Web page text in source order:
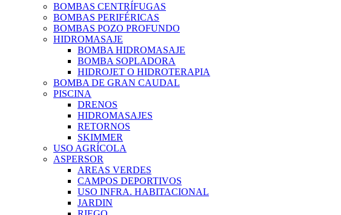
BOMBAS CENTRÍFUGAS
BOMBAS PERIFÉRICAS
BOMBAS POZO PROFUNDO
HIDROMASAJE
BOMBA HIDROMASAJE
BOMBA SOPLADORA
HIDROJET O HIDROTERAPIA
BOMBA DE GRAN CAUDAL
PISCINA
DRENOS
HIDROMASAJES
RETORNOS
SKIMMER
USO AGRÍCOLA
ASPERSOR
AREAS VERDES
CAMPOS DEPORTIVOS
USO INFRA. HABITACIONAL
JARDIN